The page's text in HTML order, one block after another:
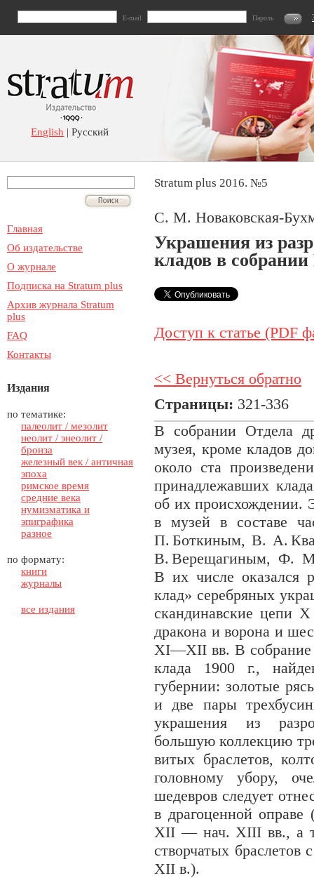
E-mail Пароль
English | Русский
Главная
Об издательстве
О журнале
Подписка на Stratum plus
Архив журнала Stratum
plus
FAQ
Контакты
Издания
по тематике:
палеолит / мезолит
неолит / энеолит /
бронза
железный век / античная
эпоха
римское время
средние века
нумизматика и
эпиграфика
разное
по формату:
книги
журналы
все издания
Stratum plus 2016. №5
С. М. Новаковская-
Украшения из
кладов в собрании
Доступ к статье (PDF
<< Вернуться обратно
Страницы: 321-336
В собрании Отдела
музея, кроме кладов
около ста
принадлежавших
об их происхождении.
в музей в составе
П. Боткиным, В. А.
В. Верещагиным, Ф.
В их числе оказался
клад» серебряных
скандинавские цепи
дракона и ворона и
XI—XII вв. В собрание
клада 1900 г.,
губернии: золотые
и две пары
украшения из
большую коллекцию
витых браслетов,
головному убору,
шедевров следует
в драгоценной
XII — нач. XIII вв., а
створчатых
XII в.).